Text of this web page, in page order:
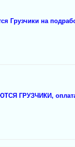
Грузчики на
ГРУЗЧИКИ,